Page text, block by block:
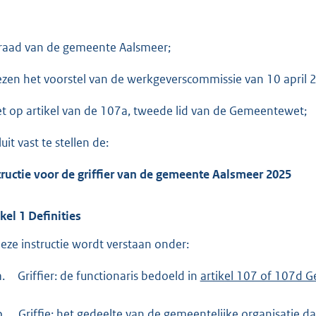
e
van de gemeente Aalsmeer;
het voorstel van de werkgeverscommissie van 10 april
op artikel van de 107a, tweede lid van de Gemeentewet;
vast te stellen de:
voor de griffier van de gemeente Aalsmeer 2025
1 Definities
instructie wordt verstaan onder:
Griffier: de functionaris bedoeld in artikel 107 of 107d